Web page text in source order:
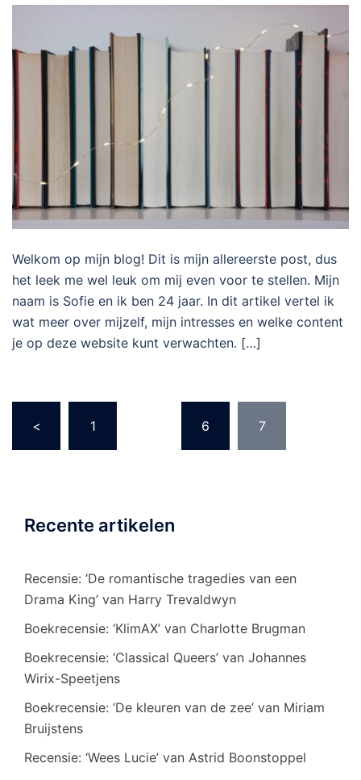
Welkom op mijn blog! Dit is mijn allereerste post, dus
het leek me wel leuk om mij even voor te stellen. Mijn
naam is Sofie en ik ben 24 jaar. In dit artikel vertel ik
wat meer over mijzelf, mijn intresses en welke content
je op deze website kunt verwachten. […]
paginering
< 1 6 7
Recente artikelen
Recensie: ‘De romantische tragedies van een
Drama King’ van Harry Trevaldwyn
Boekrecensie: ‘KlimAX’ van Charlotte Brugman
Boekrecensie: ‘Classical Queers’ van Johannes
Wirix-Speetjens
Boekrecensie: ‘De kleuren van de zee’ van Miriam
Bruijstens
Recensie: ‘Wees Lucie’ van Astrid Boonstoppel